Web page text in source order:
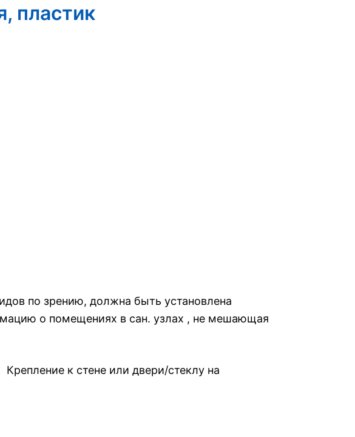
пластик
по зрению, должна быть установлена
о помещениях в сан. узлах , не мешающая
к стене или двери/стеклу на